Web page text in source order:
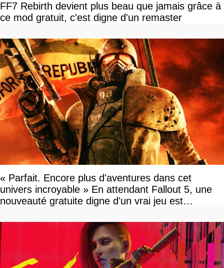
FF7 Rebirth devient plus beau que jamais grâce à
ce mod gratuit, c'est digne d'un remaster
« Parfait. Encore plus d'aventures dans cet
univers incroyable » En attendant Fallout 5, une
nouveauté gratuite digne d'un vrai jeu est